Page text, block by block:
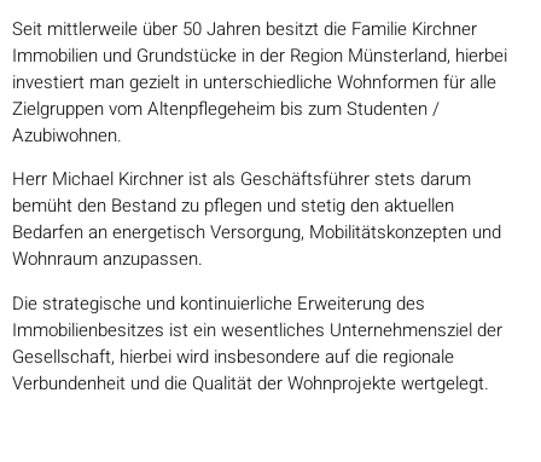
Seit mittlerweile über 50 Jahren besitzt die Familie Kirchner
Immobilien und Grundstücke in der Region Münsterland, hierbei
investiert man gezielt in unterschiedliche Wohnformen für alle
Zielgruppen vom Altenpflegeheim bis zum Studenten /
Azubiwohnen.
Herr Michael Kirchner ist als Geschäftsführer stets darum
bemüht den Bestand zu pflegen und stetig den aktuellen
Bedarfen an energetisch Versorgung, Mobilitätskonzepten und
Wohnraum anzupassen.
Die strategische und kontinuierliche Erweiterung des
Immobilienbesitzes ist ein wesentliches Unternehmensziel der
Gesellschaft, hierbei wird insbesondere auf die regionale
Verbundenheit und die Qualität der Wohnprojekte wertgelegt.